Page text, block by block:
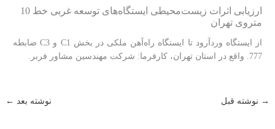
ارزیابی اثرات زیست‌محیطی ایستگاه‌های توسعه غربی خط 10
متروی تهران
از ایستگاه وردآرود تا ایستگاه راه‌آهن ملکی در بخش C1 و C3 ضابطه
777. واقع در استان تهران، کارفرما: شرکت مهندسین مشاور فربر.
→ نوشته قبل نوشته بعد ←